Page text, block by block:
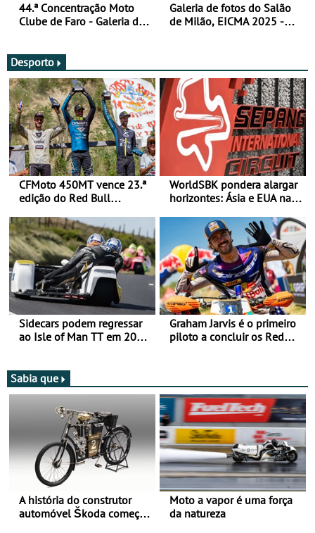
44.ª Concentração Moto
Clube de Faro - Galeria de
Galeria de fotos do Salão
de Milão, EICMA 2025 -
Desporto
CFMoto 450MT vence 23.ª
edição do Red Bull
Categorias Adventure -
Vitória na Ultimate, Core e
Lite
WorldSBK pondera alargar
horizontes: Ásia e EUA na
Sidecars podem regressar
ao Isle of Man TT em 2027
Graham Jarvis é o primeiro
piloto a concluir os Red
Sabia que
A história do construtor
automóvel Škoda começou
Moto a vapor é uma força
da natureza